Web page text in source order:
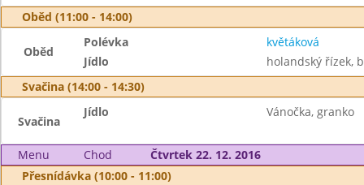
Oběd (11:00 - 14:00)
Oběd
Polévka
květáková
Jídlo
holandský řízek,
Svačina (14:00 - 14:30)
Svačina
Jídlo Vánočka, granko
Menu Chod
Čtvrtek 22. 12. 2016
Přesnídávka (10:00 - 11:00)